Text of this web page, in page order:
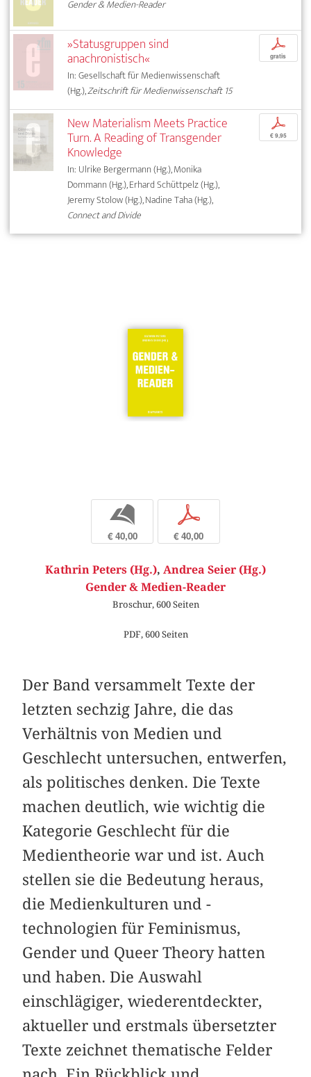
Gender & Medien-Reader
»Statusgruppen sind
anachronistisch«
In: Gesellschaft für Medienwissenschaft
(Hg.),Zeitschrift für Medienwissenschaft 15
p
gratis
New Materialism Meets Practice
Turn. A Reading of Transgender
Knowledge
In: Ulrike Bergermann (Hg.), Monika
Dommann (Hg.), Erhard Schüttpelz (Hg.),
Jeremy Stolow (Hg.), Nadine Taha (Hg.),
Connect and Divide
p
€ 9,95
b
€ 40,00
p
€ 40,00
Kathrin Peters (Hg.), Andrea Seier (Hg.)
Gender & Medien-Reader
Broschur, 600 Seiten
PDF, 600 Seiten
Der Band versammelt Texte der
letzten sechzig Jahre, die das
Verhältnis von Medien und
Geschlecht untersuchen, entwerfen,
als politisches denken. Die Texte
machen deutlich, wie wichtig die
Kategorie Geschlecht für die
Medientheorie war und ist. Auch
stellen sie die Bedeutung heraus,
die Medienkulturen und -
technologien für Feminismus,
Gender und Queer Theory hatten
und haben. Die Auswahl
einschlägiger, wiederentdeckter,
aktueller und erstmals übersetzter
Texte zeichnet thematische Felder